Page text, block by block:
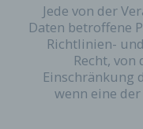
Jede von der
Daten betroffene
Richtlinien-
Recht,
Einschränkung
wenn eine
Hinterlässt
Kommentar in
veröffentlichten
betroffenen
auch